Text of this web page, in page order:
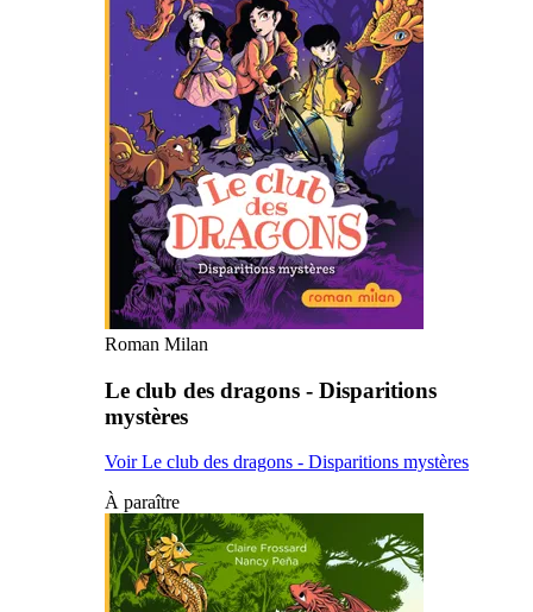
Roman Milan
Le club des dragons - Disparitions
mystères
Voir Le club des dragons - Disparitions mystères
À paraître